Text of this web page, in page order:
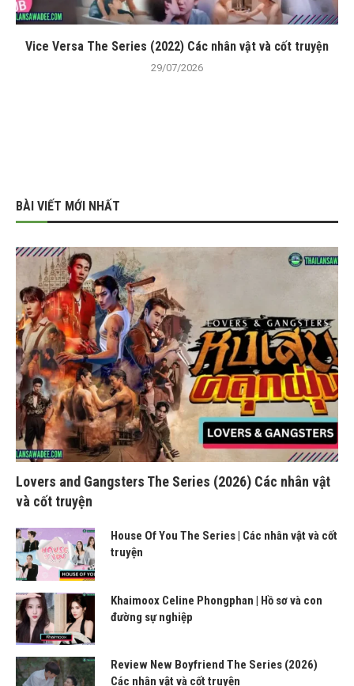
Vice Versa The Series (2022) Các nhân vật và cốt truyện
29/07/2026
BÀI VIẾT MỚI NHẤT
Lovers and Gangsters The Series (2026) Các nhân vật
và cốt truyện
House Of You The Series | Các nhân vật và cốt
truyện
Khaimoox Celine Phongphan | Hồ sơ và con
đường sự nghiệp
Review New Boyfriend The Series (2026)
Các nhân vật và cốt truyện